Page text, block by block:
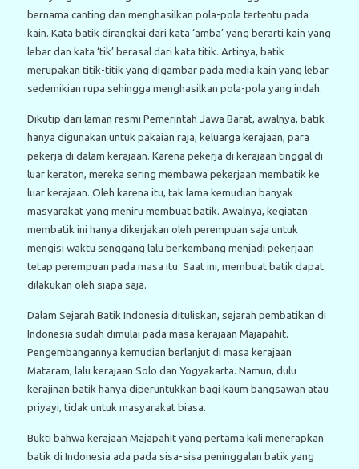
bernama canting dan menghasilkan pola-pola tertentu pada
kain. Kata batik dirangkai dari kata ‘amba’ yang berarti kain yang
lebar dan kata ‘tik’ berasal dari kata titik. Artinya, batik
merupakan titik-titik yang digambar pada media kain yang lebar
sedemikian rupa sehingga menghasilkan pola-pola yang indah.
Dikutip dari laman resmi Pemerintah Jawa Barat, awalnya, batik
hanya digunakan untuk pakaian raja, keluarga kerajaan, para
pekerja di dalam kerajaan. Karena pekerja di kerajaan tinggal di
luar keraton, mereka sering membawa pekerjaan membatik ke
luar kerajaan. Oleh karena itu, tak lama kemudian banyak
masyarakat yang meniru membuat batik. Awalnya, kegiatan
membatik ini hanya dikerjakan oleh perempuan saja untuk
mengisi waktu senggang lalu berkembang menjadi pekerjaan
tetap perempuan pada masa itu. Saat ini, membuat batik dapat
dilakukan oleh siapa saja.
Dalam Sejarah Batik Indonesia dituliskan, sejarah pembatikan di
Indonesia sudah dimulai pada masa kerajaan Majapahit.
Pengembangannya kemudian berlanjut di masa kerajaan
Mataram, lalu kerajaan Solo dan Yogyakarta. Namun, dulu
kerajinan batik hanya diperuntukkan bagi kaum bangsawan atau
priyayi, tidak untuk masyarakat biasa.
Bukti bahwa kerajaan Majapahit yang pertama kali menerapkan
batik di Indonesia ada pada sisa-sisa peninggalan batik yang